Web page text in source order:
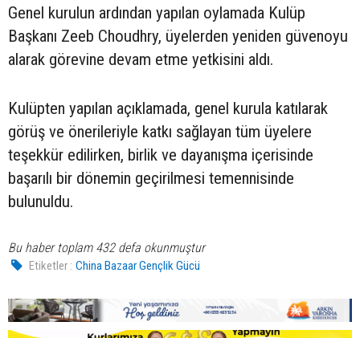
Genel kurulun ardından yapılan oylamada Kulüp
Başkanı Zeeb Choudhry, üyelerden yeniden güvenoyu
alarak görevine devam etme yetkisini aldı.
Kulüpten yapılan açıklamada, genel kurula katılarak
görüş ve önerileriyle katkı sağlayan tüm üyelere
teşekkür edilirken, birlik ve dayanışma içerisinde
başarılı bir dönemin geçirilmesi temennisinde
bulunuldu.
Bu haber toplam 432 defa okunmuştur
Etiketler : China Bazaar Gençlik Gücü